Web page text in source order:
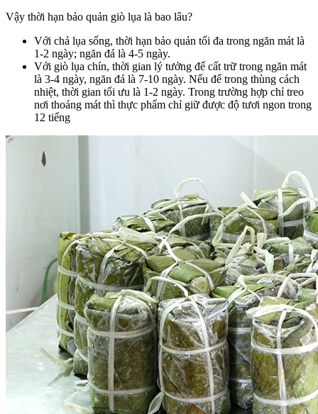
Vậy thời hạn bảo quản giò lụa là bao lâu?
Với chả lụa sống, thời hạn bảo quản tối đa trong ngăn mát là
1-2 ngày; ngăn đá là 4-5 ngày.
Với giò lụa chín, thời gian lý tưởng để cất trữ trong ngăn mát
là 3-4 ngày, ngăn đá là 7-10 ngày. Nếu để trong thùng cách
nhiệt, thời gian tối ưu là 1-2 ngày. Trong trường hợp chỉ treo
nơi thoáng mát thì thực phẩm chỉ giữ được độ tươi ngon trong
12 tiếng